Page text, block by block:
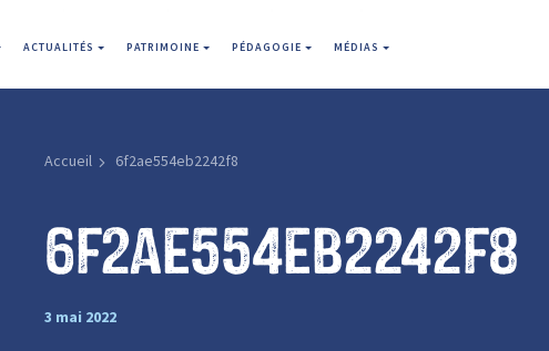
ACTUALITÉS PATRIMOINE PÉDAGOGIE MÉDIAS
Accueil 6f2ae554eb2242f8
6f2ae554eb2242f8
3 mai 2022